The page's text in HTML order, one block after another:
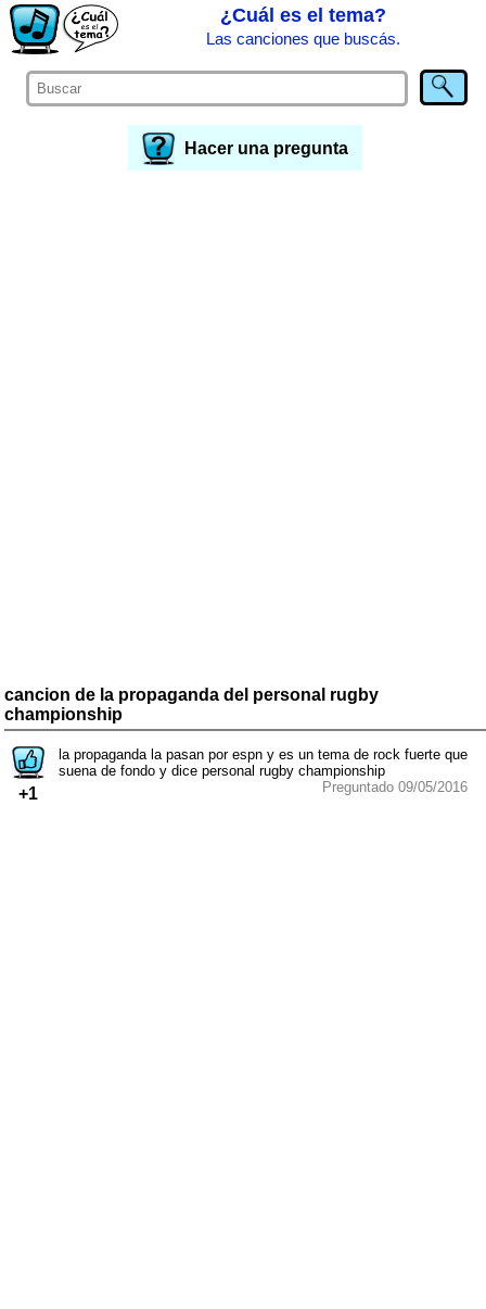
¿Cuál es el tema?
Las canciones que buscás.
Hacer una pregunta
cancion de la propaganda del personal rugby
championship
+1
la propaganda la pasan por espn y es un tema de rock fuerte que
suena de fondo y dice personal rugby championship
Preguntado 09/05/2016